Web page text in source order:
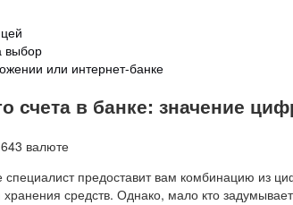
выбор
или интернет-банке
счета в банке: значение
специалист предоставит вам комбинацию из
средств. Однако, мало кто